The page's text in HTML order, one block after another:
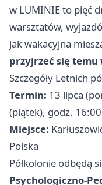
w LUMINIE to pięć
warsztatów,
jak wakacyjna
przyjrzeć się
Szczegóły Letnich
Termin: 13 lipca
(piątek), godz. 16:00
Miejsce:
Polska
Półkolonie odbędą
Psychologiczno-